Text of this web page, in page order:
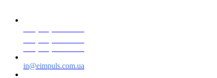
in@eimpuls.com.ua